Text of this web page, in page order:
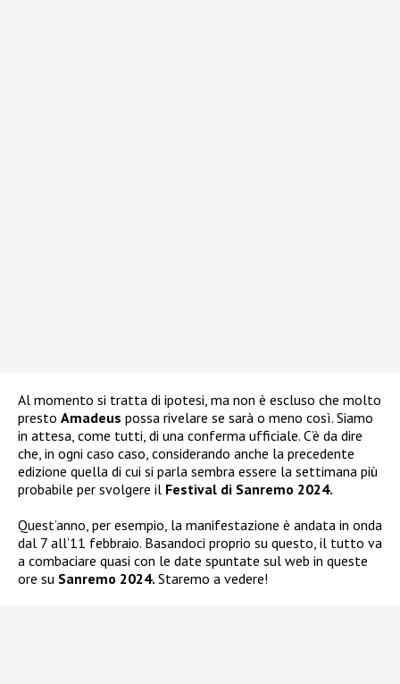
Al momento si tratta di ipotesi, ma non è escluso che molto
presto Amadeus possa rivelare se sarà o meno così. Siamo
in attesa, come tutti, di una conferma ufficiale. C’è da dire
che, in ogni caso caso, considerando anche la precedente
edizione quella di cui si parla sembra essere la settimana più
probabile per svolgere il Festival di Sanremo 2024.
Quest’anno, per esempio, la manifestazione è andata in onda
dal 7 all’11 febbraio. Basandoci proprio su questo, il tutto va
a combaciare quasi con le date spuntate sul web in queste
ore su Sanremo 2024. Staremo a vedere!